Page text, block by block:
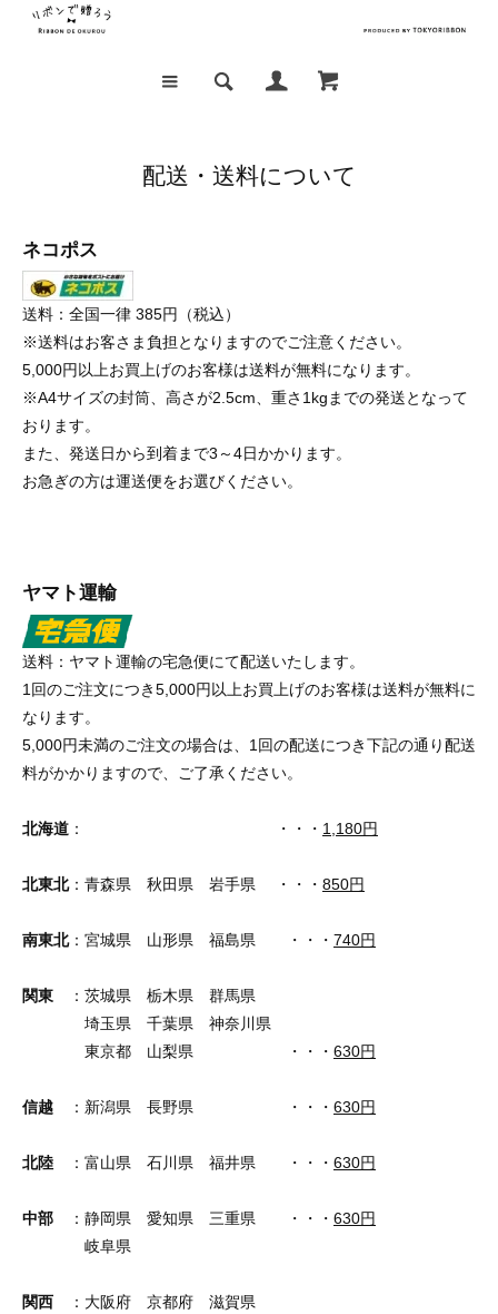
配送・送料について
ネコポス
送料：全国一律 385円（税込）
※送料はお客さま負担となりますのでご注意ください。
5,000円以上お買上げのお客様は送料が無料になります。
※A4サイズの封筒、高さが2.5cm、重さ1kgまでの発送となって
おります。
また、発送日から到着まで3～4日かかります。
お急ぎの方は運送便をお選びください。
ヤマト運輸
送料：ヤマト運輸の宅急便にて配送いたします。
1回のご注文につき5,000円以上お買上げのお客様は送料が無料に
なります。
5,000円未満のご注文の場合は、1回の配送につき下記の通り配送
料がかかりますので、ご了承ください。
北海道 ： ・・・ 1,180円
北東北：青森県 秋田県 岩手県 ・・・ 850円
南東北：宮城県 山形県 福島県 ・・・ 740円
関東 ：茨城県 栃木県 群馬県
埼玉県 千葉県 神奈川県
東京都 山梨県 ・・・ 630円
信越 ：新潟県 長野県 ・・・ 630円
北陸 ：富山県 石川県 福井県 ・・・ 630円
中部 ：静岡県 愛知県 三重県 ・・・ 630円
岐阜県
関西 ：大阪府 京都府 滋賀県